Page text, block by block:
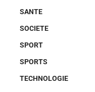
SANTE
SOCIETE
SPORT
SPORTS
TECHNOLOGIE